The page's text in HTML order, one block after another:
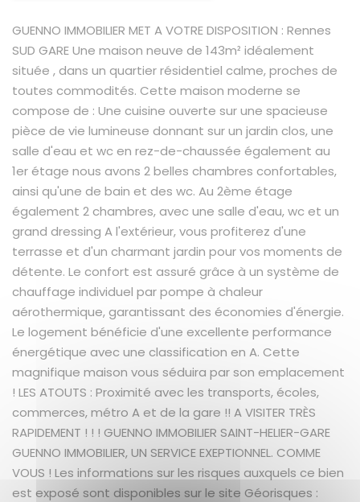
GUENNO IMMOBILIER MET A VOTRE DISPOSITION : Rennes
SUD GARE Une maison neuve de 143m² idéalement
située , dans un quartier résidentiel calme, proches de
toutes commodités. Cette maison moderne se
compose de : Une cuisine ouverte sur une spacieuse
pièce de vie lumineuse donnant sur un jardin clos, une
salle d'eau et wc en rez-de-chaussée également au
1er étage nous avons 2 belles chambres confortables,
ainsi qu'une de bain et des wc. Au 2ème étage
également 2 chambres, avec une salle d'eau, wc et un
grand dressing A l'extérieur, vous profiterez d'une
terrasse et d'un charmant jardin pour vos moments de
détente. Le confort est assuré grâce à un système de
chauffage individuel par pompe à chaleur
aérothermique, garantissant des économies d'énergie.
Le logement bénéficie d'une excellente performance
énergétique avec une classification en A. Cette
magnifique maison vous séduira par son emplacement
! LES ATOUTS : Proximité avec les transports, écoles,
commerces, métro A et de la gare !! A VISITER TRÈS
RAPIDEMENT ! ! ! GUENNO IMMOBILIER SAINT-HELIER-GARE
GUENNO IMMOBILIER, UN SERVICE EXEPTIONNEL. COMME
VOUS ! Les informations sur les risques auxquels ce bien
est exposé sont disponibles sur le site Géorisques :